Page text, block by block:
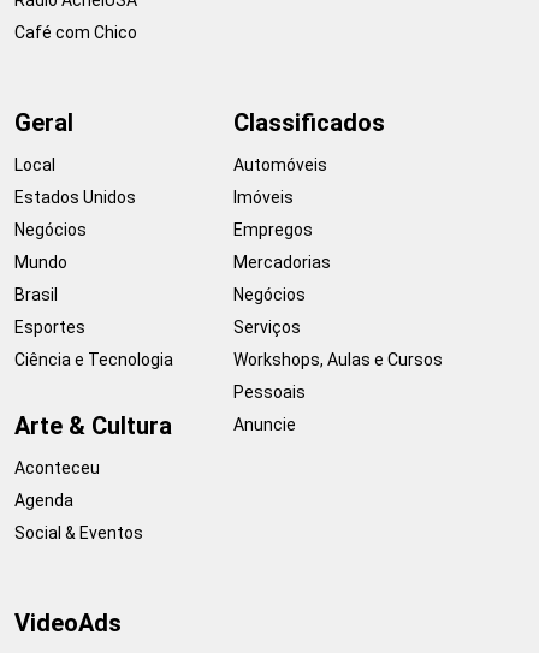
Café com Chico
Geral
Local
Estados Unidos
Negócios
Mundo
Brasil
Esportes
Ciência e Tecnologia
Arte & Cultura
Aconteceu
Agenda
Social & Eventos
Classificados
Automóveis
Imóveis
Empregos
Mercadorias
Negócios
Serviços
Workshops, Aulas e Cursos
Pessoais
Anuncie
VideoAds